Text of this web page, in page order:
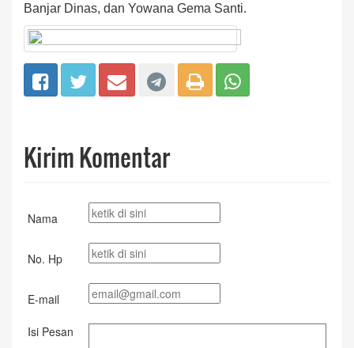
Banjar Dinas, dan Yowana Gema Santi.
Kirim Komentar
Nama
No. Hp
E-mail
Isi Pesan